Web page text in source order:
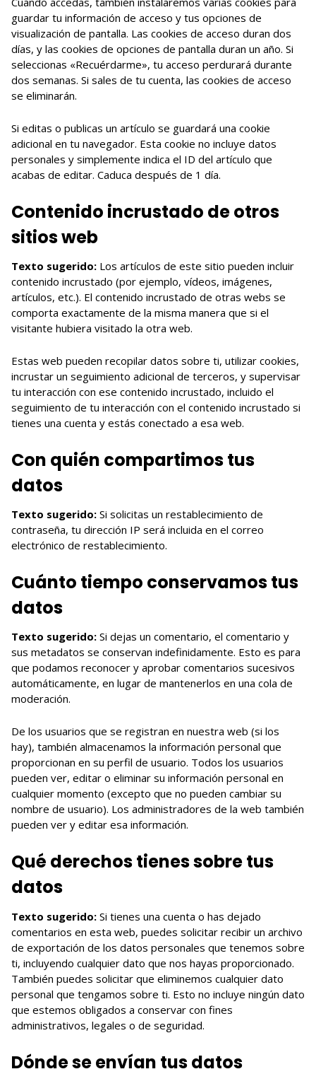
guardar tu información de acceso y tus opciones de
visualización de pantalla. Las cookies de acceso duran dos
días, y las cookies de opciones de pantalla duran un año. Si
seleccionas «Recuérdarme», tu acceso perdurará durante
dos semanas. Si sales de tu cuenta, las cookies de acceso
se eliminarán.
Si editas o publicas un artículo se guardará una cookie
adicional en tu navegador. Esta cookie no incluye datos
personales y simplemente indica el ID del artículo que
acabas de editar. Caduca después de 1 día.
Contenido incrustado de otros
sitios web
Texto sugerido: Los artículos de este sitio pueden incluir
contenido incrustado (por ejemplo, vídeos, imágenes,
artículos, etc.). El contenido incrustado de otras webs se
comporta exactamente de la misma manera que si el
visitante hubiera visitado la otra web.
Estas web pueden recopilar datos sobre ti, utilizar cookies,
incrustar un seguimiento adicional de terceros, y supervisar
tu interacción con ese contenido incrustado, incluido el
seguimiento de tu interacción con el contenido incrustado si
tienes una cuenta y estás conectado a esa web.
Con quién compartimos tus
datos
Texto sugerido: Si solicitas un restablecimiento de
contraseña, tu dirección IP será incluida en el correo
electrónico de restablecimiento.
Cuánto tiempo conservamos tus
datos
Texto sugerido: Si dejas un comentario, el comentario y
sus metadatos se conservan indefinidamente. Esto es para
que podamos reconocer y aprobar comentarios sucesivos
automáticamente, en lugar de mantenerlos en una cola de
moderación.
De los usuarios que se registran en nuestra web (si los
hay), también almacenamos la información personal que
proporcionan en su perfil de usuario. Todos los usuarios
pueden ver, editar o eliminar su información personal en
cualquier momento (excepto que no pueden cambiar su
nombre de usuario). Los administradores de la web también
pueden ver y editar esa información.
Qué derechos tienes sobre tus
datos
Texto sugerido: Si tienes una cuenta o has dejado
comentarios en esta web, puedes solicitar recibir un archivo
de exportación de los datos personales que tenemos sobre
ti, incluyendo cualquier dato que nos hayas proporcionado.
También puedes solicitar que eliminemos cualquier dato
personal que tengamos sobre ti. Esto no incluye ningún dato
que estemos obligados a conservar con fines
administrativos, legales o de seguridad.
Dónde se envían tus datos